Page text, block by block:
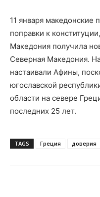
11 января македонские
поправки к
Македония получила
Северная Македония.
настаивали Афины,
югославской
области на севере
последних 25 лет.
TAGS Греция доверия